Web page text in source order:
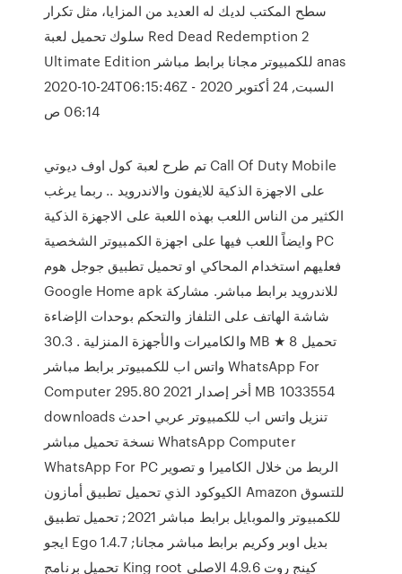
سطح المكتب لديك له العديد من المزايا، مثل تكرار
سلوك تحميل لعبة Red Dead Redemption 2
Ultimate Edition للكمبيوتر مجانا برابط مباشر anas
2020-10-24T06:15:46Z السبت, 24 أكتوبر 2020 -
06:14 ص
تم طرح لعبة كول اوف ديوتي Call Of Duty Mobile
على الاجهزة الذكية للايفون والاندرويد .. ربما يرغب
الكثير من الناس اللعب بهذه اللعبة على الاجهزة الذكية
وايضاً اللعب فيها على اجهزة الكمبيوتر الشخصية PC
فعليهم استخدام المحاكي او تحميل تطبيق جوجل هوم
Google Home apk للاندرويد‏ برابط مباشر. مشاركة
شاشة الهاتف على التلفاز والتحكم بوحدات الإضاءة
والكاميرات والأجهزة المنزلية . 30.3 MB ★ 8 تحميل
واتس اب للكمبيوتر برابط مباشر WhatsApp For
Computer أخر إصدار 2021 295.80 MB 1033554
downloads تنزيل واتس اب للكمبيوتر عربي احدث
نسخة تحميل مباشر WhatsApp Computer
WhatsApp For PC الربط من خلال الكاميرا و تصوير
الكيوكود الذي تحميل تطبيق أمازون Amazon للتسوق
للكمبيوتر والموبايل برابط مباشر 2021; تحميل تطبيق
ايجو Ego 1.4.7 بديل اوبر وكريم برابط مباشر مجانا;
تحميل برنامج King root كينج روت 4.9.6 الاصلي